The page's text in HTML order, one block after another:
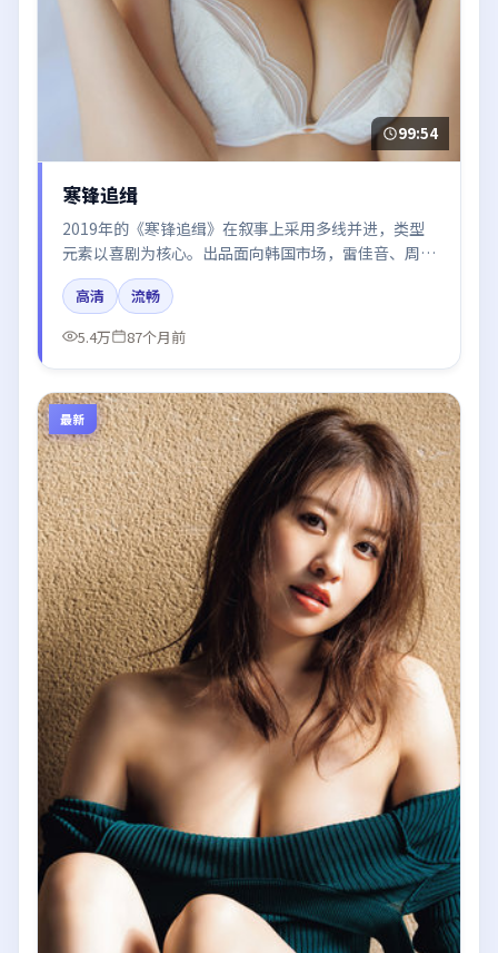
99:54
寒锋追缉
2019年的《寒锋追缉》在叙事上采用多线并进，类型
元素以喜剧为核心。出品面向韩国市场，雷佳音、周冬
雨、胡歌、倪妮、易烊千玺所饰角色推动关键反转，结
尾留白引发讨论。
高清
流畅
5.4万
87个月前
最新